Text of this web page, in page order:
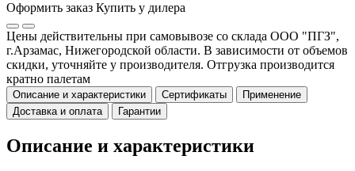
Оформить заказ Купить у дилера
Цены действительны при самовывозе со склада ООО "ПГЗ",
г.Арзамас, Нижегородской области. В зависимости от объемов
скидки, уточняйте у производителя. Отгрузка производится
кратно палетам
Описание и характеристики Сертификаты
Применение
Доставка и оплата
Гарантии
Описание и характеристики